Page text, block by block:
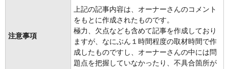
注意事項
上記の記事内容は、オーナーさんのコメント
をもとに作成されたものです。
極力、欠点なども含めて記事を作成しており
ますが、なにぶん１時間程度の取材時間で作
成したものですし、オーナーさんの中には問
題点を把握していなかったり、不具合箇所が